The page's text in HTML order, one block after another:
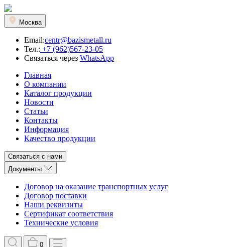
Москва
Email:centr@bazismetall.ru
Тел.: +7 (962)567-23-05
Связаться через WhatsApp
Главная
О компании
Каталог продукции
Новости
Статьи
Контакты
Информация
Качество продукции
Связаться с нами
Документы
Договор на оказание транспортных услуг
Договор поставки
Наши реквизиты
Сертификат соответствия
Технические условия
0